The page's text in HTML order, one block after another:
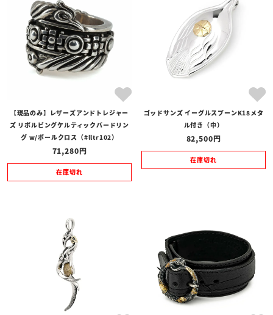
【現品のみ】レザーズアンドトレジャー
ズ リボルビングケルティックバードリン
グ w/ボールクロス（#lltr102）
71,280
在庫切れ
ゴッドサンズ イーグルスプーンK18メタ
ル付き（中）
82,500
在庫切れ